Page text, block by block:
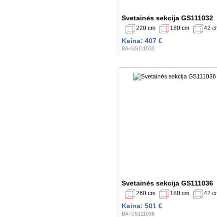
Svetainės sekcija GS111032
220 cm 180 cm 42
Kaina: 407 €
BA-GS111032
Svetainės sekcija GS111036
260 cm 180 cm 42
Kaina: 501 €
BA-GS111036